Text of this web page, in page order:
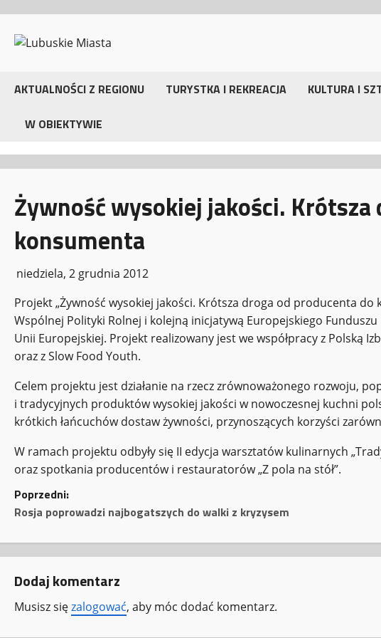
AKTUALNOŚCI Z REGIONU TURYSTKA I REKREACJA KULTURA I
W OBIEKTYWIE
Żywność wysokiej jakości.
konsumenta
niedziela, 2 grudnia 2012
Projekt „Żywność wysokiej jakości. Krótsza droga od producenta
Wspólnej Polityki Rolnej i kolejną inicjatywą Europejskiego
Unii Europejskiej. Projekt realizowany jest we współpracy z Polską
oraz z Slow Food Youth.
Celem projektu jest działanie na rzecz zrównoważonego rozwoju,
i tradycyjnych produktów wysokiej jakości w nowoczesnej kuchni
krótkich łańcuchów dostaw żywności, przynoszących korzyści
W ramach projektu odbyły się II edycja warsztatów kulinarnych
oraz spotkania producentów i restauratorów „Z pola na stół”.
Z
b
a
c
Poprzedni:
Rosja poprowadzi najbogatszych do walki z kryzysem
Dodaj komentarz
Musisz sięzalogować, aby móc dodać komentarz.